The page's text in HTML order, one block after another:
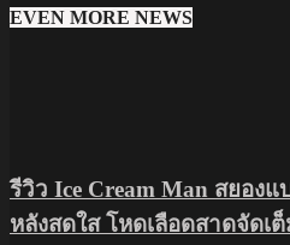
EVEN MORE NEWS
รีวิว Ice Cream Man สยอง
หลังสดใส โหดเลือดสาดจัดเ